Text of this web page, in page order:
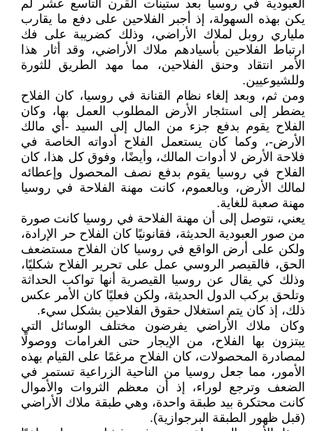
العبودية في روسيا بعد ستينات القرن التاسع عشر لم
يكن بهذه السهولة، إذ أجبر الفلاحين على دفع ما يقارب
ملياري روبل لملاك الأراضي، وذلك كضريبة على فك
ارتباط الفلاحين بأسيادهم ملاك الأراضي، وقد أثار هذا
الأمر انتقاد وحنق الفلاحين، مما مهد الطريق للثورة
وللشيوعيين.
ومن ثم، وبعد إلغاء نظام القنانة في روسيا، كان الفلاح
يضطر إلى استئجار الأرض المطلوب العمل بها، وكان
الفلاح يقوم بدفع جزء من المال إلى السيد -أي مالك
الأرض-، وكما كان يستعمل الفلاح أدواته الخاصة في
فلاحة الأرض لا أدوات المالك، وأيضًا، وفوق كل هذا، كان
الفلاح في روسيا يقوم بدفع نصف المحصول وإعطائه
لمالك الأرض، وبالعموم، كانت مهنة الفلاحة في روسيا
مهنة صعبة للغاية.
يعني، نتوصل إلى أن مهنة الفلاحة في روسيا كانت صورة
من صور العبودية الحديثة، فقانونيًا كان الفلاح حر الإرادة،
ولكن على أرض الواقع في روسيا كان الفلاح مستضعف
الحق، فالقيصر الروسي عمل على تحرير الفلاح شكليًا،
وذلك كي يقال عن روسيا القيصرية أنها تواكب الحداثة
وتلحق بركب الدول الحديثة، ولكن فعليًا كان الأمر عكس
ذلك، إذ كان يتم استغلال حقوق الفلاحين بشكل سيء.
وكان ملاك الأراضي يفرضون مختلف الوسائل التي
يبتزون بها الفلاح، من الإيجار حتى الغرامات ووصولًا
لمصادرة المحصولات، كان الفلاح مرغمًا على القيام بهذه
الأمور، مما جعل روسيا من الناحية الزراعية تستمر في
الضعف وترجع لوراء، إذ أن معظم الثروات والأموال
كانت محتكرة بيد طبقة واحدة، وهي طبقة ملاك الأراضي
(قبل ظهور الطبقة البرجوازية).